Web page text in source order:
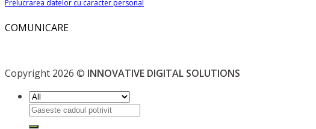
Prelucrarea datelor cu caracter personal
COMUNICARE
Copyright 2026 © INNOVATIVE DIGITAL SOLUTIONS
Caută
după: